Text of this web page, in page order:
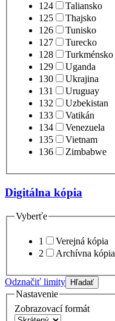
124
Taliansko
125
Thajsko
126
Tunisko
127
Turecko
128
Turkménsko
129
Uganda
130
Ukrajina
131
Uruguay
132
Uzbekistan
133
Vatikán
134
Venezuela
135
Vietnam
136
Zimbabwe
Digitálna kópia
Vyberťe
1
Verejná kópia
2
Archívna kópia
Odznačiť limity Hľadať
Nastavenie
Zobrazovací formát